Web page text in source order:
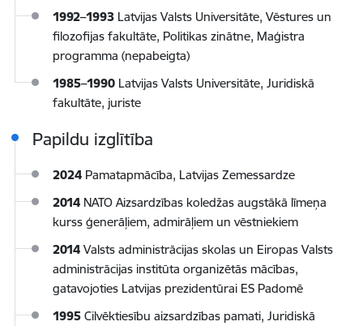
1992–1993 Latvijas Valsts Universitāte, Vēstures un
filozofijas fakultāte, Politikas zinātne, Maģistra
programma (nepabeigta)
1985–1990 Latvijas Valsts Universitāte, Juridiskā
fakultāte, juriste
Papildu izglītība
2024 Pamatapmācība, Latvijas Zemessardze
2014 NATO Aizsardzības koledžas augstākā līmeņa
kurss ģenerāļiem, admirāļiem un vēstniekiem
2014 Valsts administrācijas skolas un Eiropas Valsts
administrācijas institūta organizētās mācības,
gatavojoties Latvijas prezidentūrai ES Padomē
1995 Cilvēktiesību aizsardzības pamati, Juridiskā